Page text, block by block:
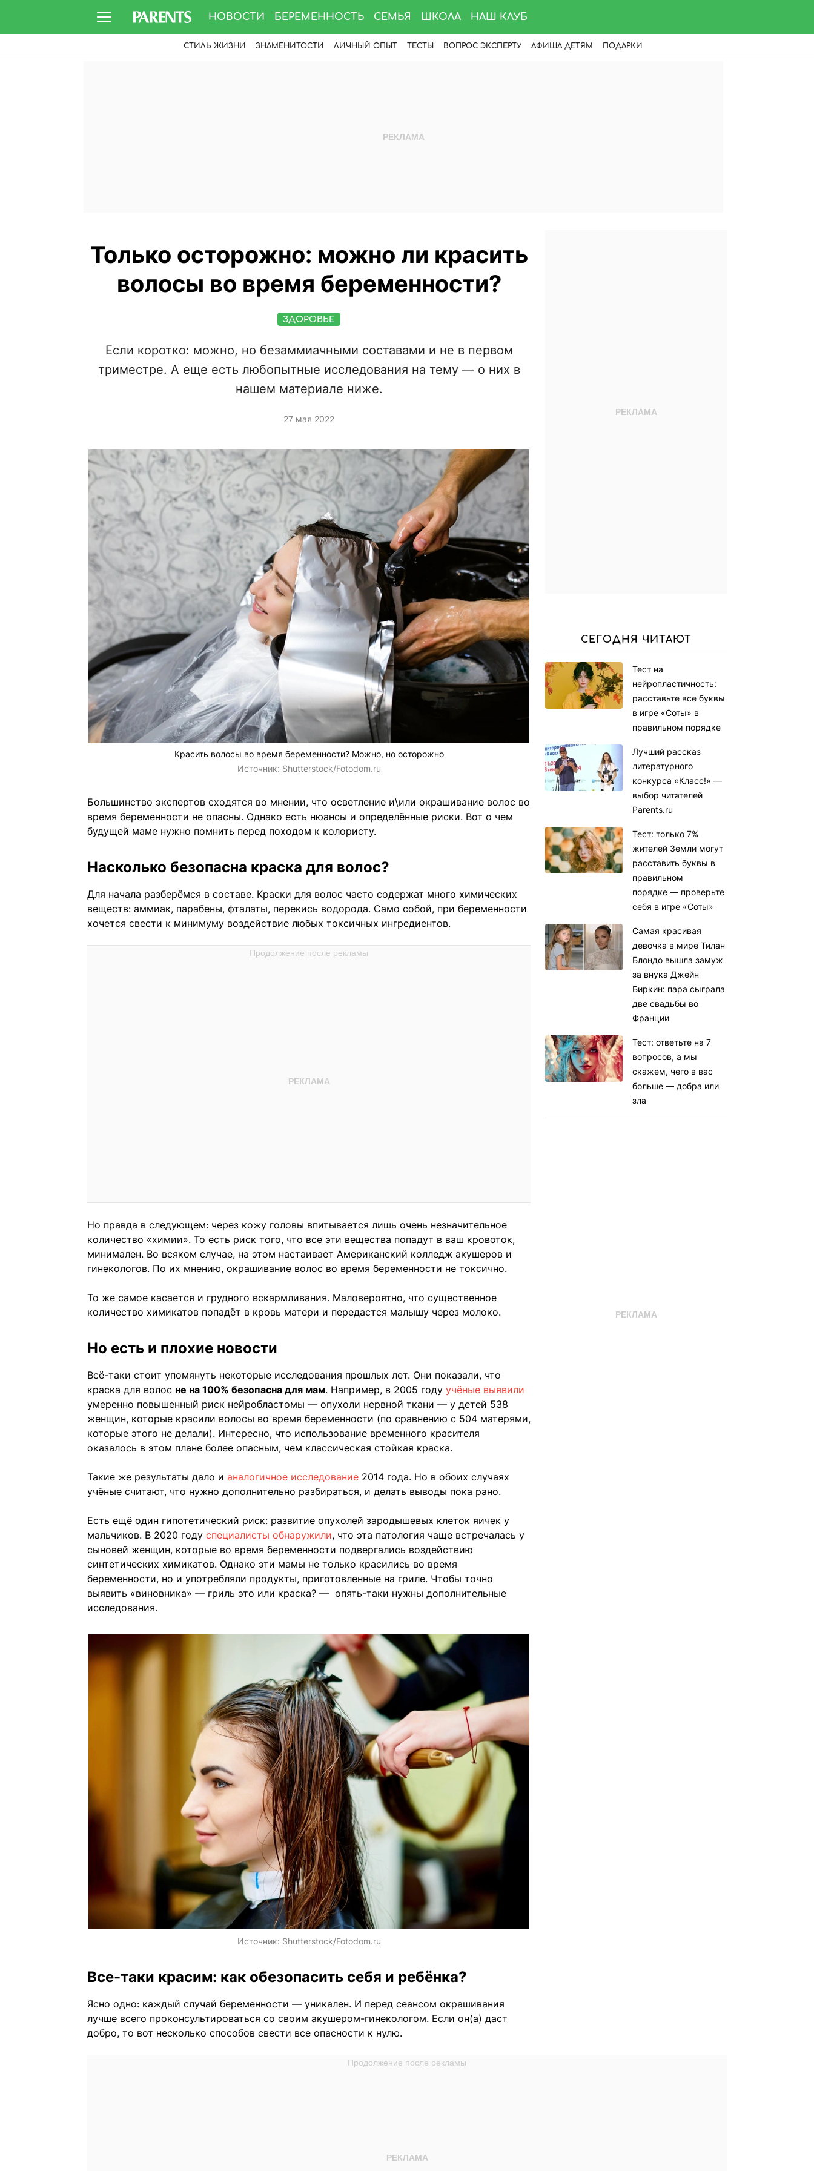
НОВОСТИ БЕРЕМЕННОСТЬ СЕМЬЯ ШКОЛА НАШ КЛУБ
СТИЛЬ ЖИЗНИ ЗНАМЕНИТОСТИ ЛИЧНЫЙ ОПЫТ ТЕСТЫ ВОПРОС ЭКСПЕРТУ АФИША ДЕТЯМ ПОДАРКИ
Только осторожно: можно ли красить
волосы во время беременности?
ЗДОРОВЬЕ
Если коротко: можно, но безаммиачными составами и не в первом
триместре. А еще есть любопытные исследования на тему — о них в
нашем материале ниже.
27 мая 2022
Красить волосы во время беременности? Можно, но осторожно
Источник: Shutterstock/Fotodom.ru
Большинство экспертов сходятся во мнении, что осветление и\или окрашивание волос во
время беременности не опасны. Однако есть нюансы и определённые риски. Вот о чем
будущей маме нужно помнить перед походом к колористу.
Насколько безопасна краска для волос?
Для начала разберёмся в составе. Краски для волос часто содержат много химических
веществ: аммиак, парабены, фталаты, перекись водорода. Само собой, при беременности
хочется свести к минимуму воздействие любых токсичных ингредиентов.
Но правда в следующем: через кожу головы впитывается лишь очень незначительное
количество «химии». То есть риск того, что все эти вещества попадут в ваш кровоток,
минимален. Во всяком случае, на этом настаивает Американский колледж акушеров и
гинекологов. По их мнению, окрашивание волос во время беременности не токсично.
То же самое касается и грудного вскармливания. Маловероятно, что существенное
количество химикатов попадёт в кровь матери и передастся малышу через молоко.
Но есть и плохие новости
Всё-таки стоит упомянуть некоторые исследования прошлых лет. Они показали, что
краска для волос не на 100% безопасна для мам. Например, в 2005 году учёные выявили
умеренно повышенный риск нейробластомы — опухоли нервной ткани — у детей 538
женщин, которые красили волосы во время беременности (по сравнению с 504 матерями,
которые этого не делали). Интересно, что использование временного красителя
оказалось в этом плане более опасным, чем классическая стойкая краска.
Такие же результаты дало и аналогичное исследование 2014 года. Но в обоих случаях
учёные считают, что нужно дополнительно разбираться, и делать выводы пока рано.
Есть ещё один гипотетический риск: развитие опухолей зародышевых клеток яичек у
мальчиков. В 2020 году специалисты обнаружили, что эта патология чаще встречалась у
сыновей женщин, которые во время беременности подвергались воздействию
синтетических химикатов. Однако эти мамы не только красились во время
беременности, но и употребляли продукты, приготовленные на гриле. Чтобы точно
выявить «виновника» — гриль это или краска? — опять-таки нужны дополнительные
исследования.
Источник: Shutterstock/Fotodom.ru
Все-таки красим: как обезопасить себя и ребёнка?
Ясно одно: каждый случай беременности — уникален. И перед сеансом окрашивания
лучше всего проконсультироваться со своим акушером-гинекологом. Если он(а) даст
добро, то вот несколько способов свести все опасности к нулю.
СЕГОДНЯ ЧИТАЮТ
Тест на
нейропластичность:
расставьте все буквы
в игре «Соты» в
правильном порядке
Лучший рассказ
литературного
конкурса «Класс!» —
выбор читателей
Parents.ru
Тест: только 7%
жителей Земли могут
расставить буквы в
правильном
порядке — проверьте
себя в игре «Соты»
Самая красивая
девочка в мире Тилан
Блондо вышла замуж
за внука Джейн
Биркин: пара сыграла
две свадьбы во
Франции
Тест: ответьте на 7
вопросов, а мы
скажем, чего в вас
больше — добра или
зла